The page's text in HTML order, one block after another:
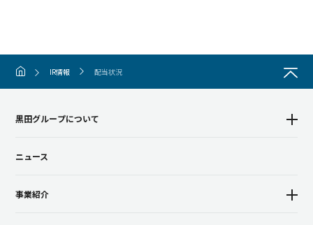
IR情報 配当状況
黒田グループについて
ニュース
事業紹介